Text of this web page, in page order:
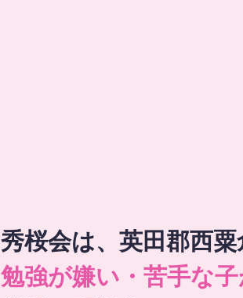
秀桜会は、英田郡西
勉強が嫌い・苦手な